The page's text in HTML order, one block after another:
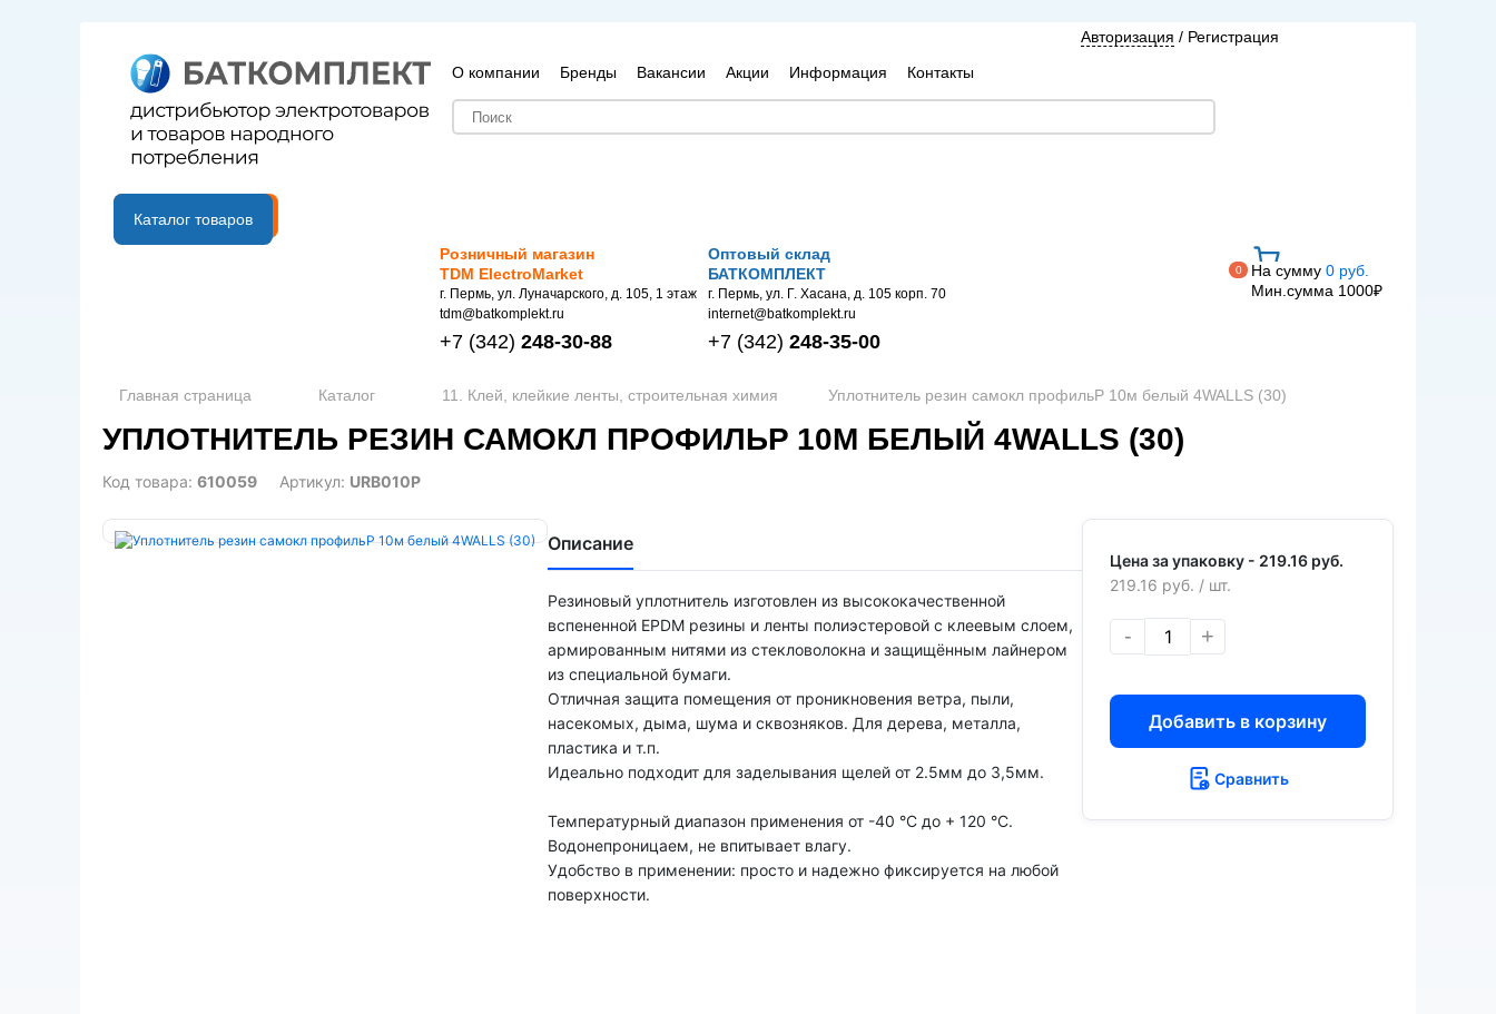
О компании Бренды Вакансии Акции Информация Контакты
Авторизация / Регистрация
B2B портал
Каталог товаров
Розничный магазин
TDM ElectroMarket
г. Пермь, ул. Луначарского, д. 105, 1 этаж
tdm@batkomplekt.ru
+7 (342) 248-30-88
Оптовый склад
БАТКОМПЛЕКТ
г. Пермь, ул. Г. Хасана, д. 105 корп. 70
internet@batkomplekt.ru
+7 (342) 248-35-00
0 На сумму 0 руб.
Мин.сумма 1000₽
Главная страница Каталог 11. Клей, клейкие ленты, строительная химия Уплотнитель резин самокл профильP 10м белый 4WALLS (30)
УПЛОТНИТЕЛЬ РЕЗИН САМОКЛ ПРОФИЛЬP 10М БЕЛЫЙ 4WALLS (30)
Код товара: 610059 Артикул: URB010P
Описание
Резиновый уплотнитель изготовлен из высококачественной
вспененной EPDM резины и ленты полиэстеровой с клеевым слоем,
армированным нитями из стекловолокна и защищённым лайнером
из специальной бумаги.
Отличная защита помещения от проникновения ветра, пыли,
насекомых, дыма, шума и сквозняков. Для дерева, металла,
пластика и т.п.
Идеально подходит для заделывания щелей от 2.5мм до 3,5мм.
Температурный диапазон применения от -40 °С до + 120 °С.
Водонепроницаем, не впитывает влагу.
Удобство в применении: просто и надежно фиксируется на любой
поверхности.
Цена за упаковку - 219.16 руб.
219.16 руб. / шт.
- +
Добавить в корзину
Сравнить